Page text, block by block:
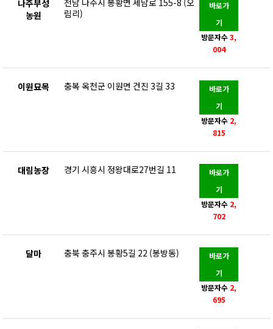
나주부성
농원
림리)
바로가
기
방문자수3,
004
이원묘목 충복 옥천군 이원면 건진 3길 33
바로가
기
방문자수 2,
815
대림농장 경기 시흥시 정왕대로27번길 11
바로가
기
방문자수 2,
702
달마 충북 충주시 봉황5길 22 (봉방동)
바로가
기
방문자수 2,
695